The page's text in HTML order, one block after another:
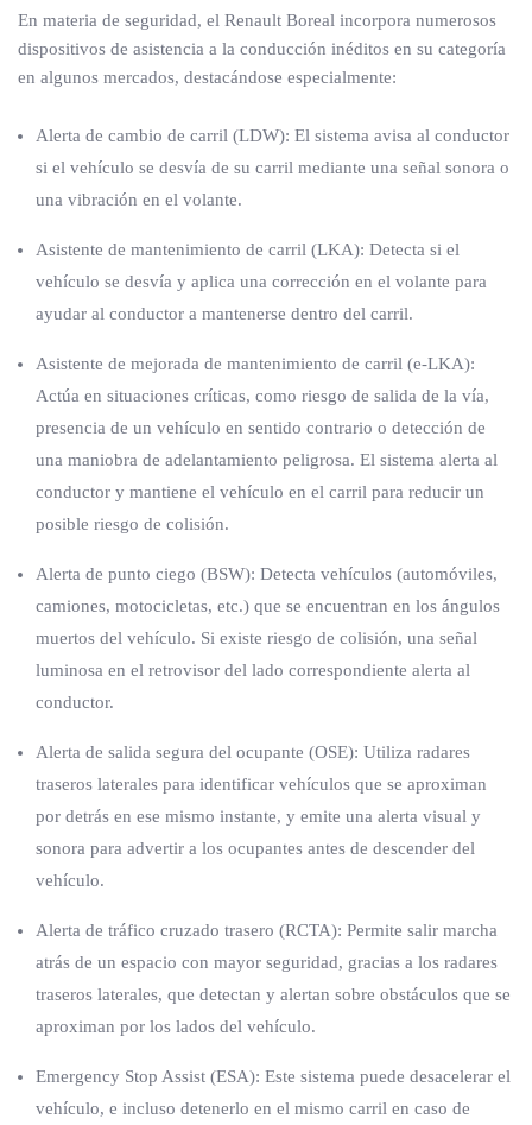
En materia de seguridad, el Renault Boreal incorpora numerosos
dispositivos de asistencia a la conducción inéditos en su categoría
en algunos mercados, destacándose especialmente:
Alerta de cambio de carril (LDW): El sistema avisa al conductor
si el vehículo se desvía de su carril mediante una señal sonora o
una vibración en el volante.
Asistente de mantenimiento de carril (LKA): Detecta si el
vehículo se desvía y aplica una corrección en el volante para
ayudar al conductor a mantenerse dentro del carril.
Asistente de mejorada de mantenimiento de carril (e-LKA):
Actúa en situaciones críticas, como riesgo de salida de la vía,
presencia de un vehículo en sentido contrario o detección de
una maniobra de adelantamiento peligrosa. El sistema alerta al
conductor y mantiene el vehículo en el carril para reducir un
posible riesgo de colisión.
Alerta de punto ciego (BSW): Detecta vehículos (automóviles,
camiones, motocicletas, etc.) que se encuentran en los ángulos
muertos del vehículo. Si existe riesgo de colisión, una señal
luminosa en el retrovisor del lado correspondiente alerta al
conductor.
Alerta de salida segura del ocupante (OSE): Utiliza radares
traseros laterales para identificar vehículos que se aproximan
por detrás en ese mismo instante, y emite una alerta visual y
sonora para advertir a los ocupantes antes de descender del
vehículo.
Alerta de tráfico cruzado trasero (RCTA): Permite salir marcha
atrás de un espacio con mayor seguridad, gracias a los radares
traseros laterales, que detectan y alertan sobre obstáculos que se
aproximan por los lados del vehículo.
Emergency Stop Assist (ESA): Este sistema puede desacelerar el
vehículo, e incluso detenerlo en el mismo carril en caso de